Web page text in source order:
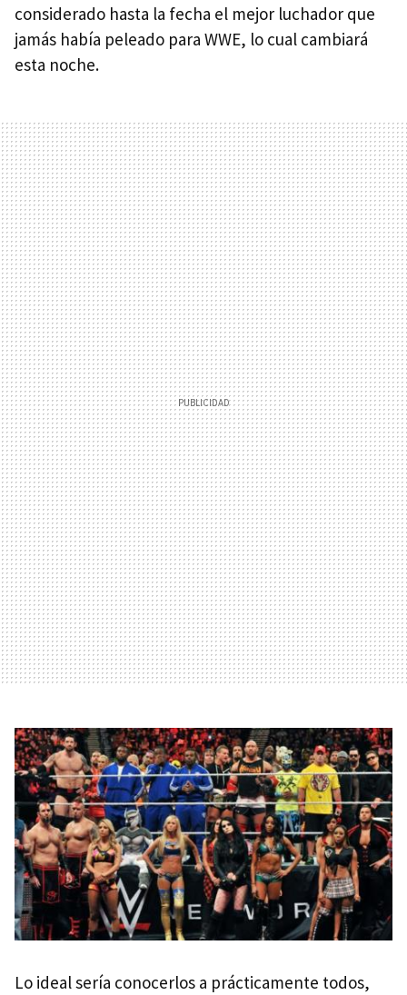
considerado hasta la fecha el mejor luchador que
jamás había peleado para WWE, lo cual cambiará
esta noche.
Lo ideal sería conocerlos a prácticamente todos,